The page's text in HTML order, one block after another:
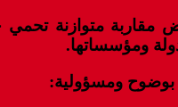
مقاربة متوازنة
ومؤسساتها.
بوضوح ومسؤولية: